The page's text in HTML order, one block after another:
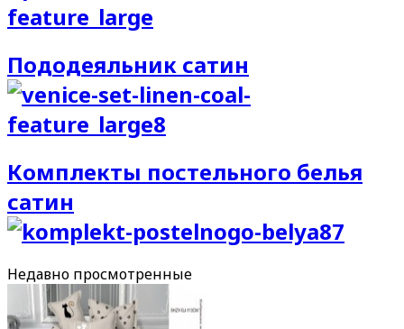
Пододеяльник сатин
Комплекты постельного белья
сатин
Недавно просмотренные